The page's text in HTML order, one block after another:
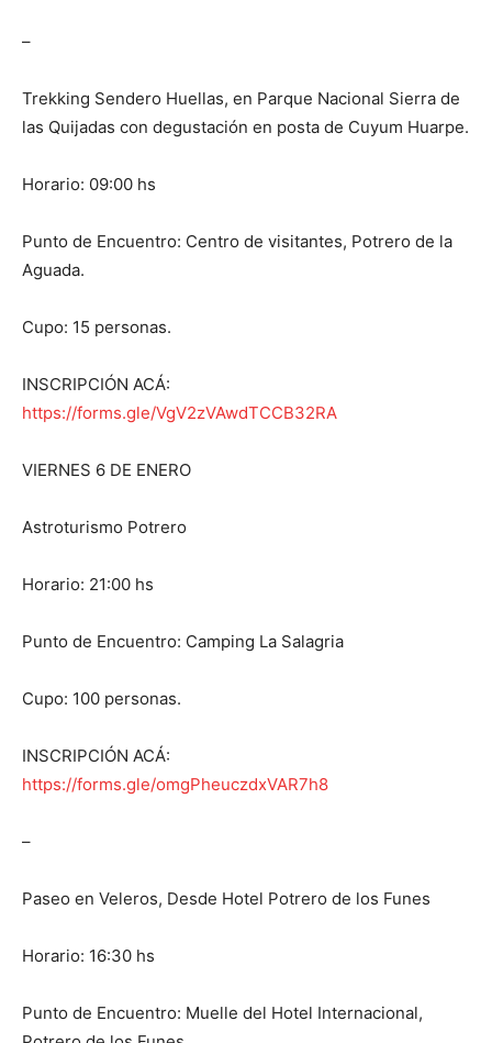
–
Trekking Sendero Huellas, en Parque Nacional Sierra de
las Quijadas con degustación en posta de Cuyum Huarpe.
Horario: 09:00 hs
Punto de Encuentro: Centro de visitantes, Potrero de la
Aguada.
Cupo: 15 personas.
INSCRIPCIÓN ACÁ:
https://forms.gle/VgV2zVAwdTCCB32RA
VIERNES 6 DE ENERO
Astroturismo Potrero
Horario: 21:00 hs
Punto de Encuentro: Camping La Salagria
Cupo: 100 personas.
INSCRIPCIÓN ACÁ:
https://forms.gle/omgPheuczdxVAR7h8
–
Paseo en Veleros, Desde Hotel Potrero de los Funes
Horario: 16:30 hs
Punto de Encuentro: Muelle del Hotel Internacional,